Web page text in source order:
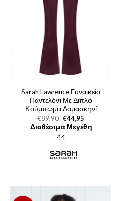
Sarah Lawrence Γυναικείο
Παντελόνι Με Διπλό
Κούμπωμα Δαμασκηνί
€89,90 Original
price
was:
€89,90.
€44,95
τρέχουσα
τιμή
Διαθέσιμα Μεγέθη
44